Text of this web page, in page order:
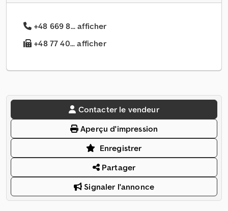
+48 669 8... afficher
+48 77 40... afficher
Contacter le vendeur
Aperçu d'impression
Enregistrer
Partager
Signaler l'annonce